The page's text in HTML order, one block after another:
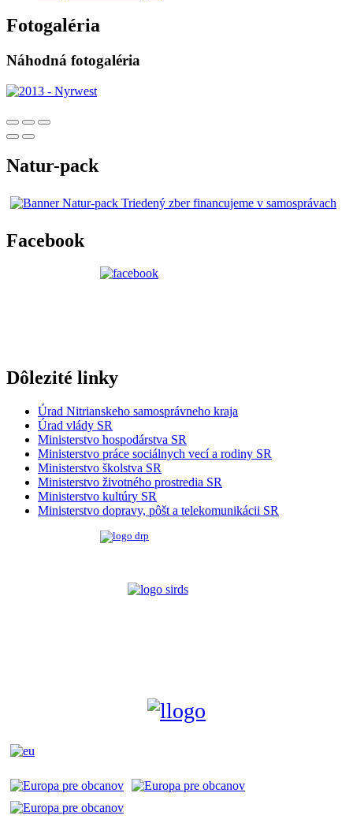
Fotogaléria
Náhodná fotogaléria
Natur-pack
Facebook
Dôlezité linky
Úrad Nitrianskeho samosprávneho kraja
Úrad vlády SR
Ministerstvo hospodárstva SR
Ministerstvo práce sociálnych vecí a rodiny SR
Ministerstvo školstva SR
Ministerstvo životného prostredia SR
Ministerstvo kultúry SR
Ministerstvo dopravy, pôšt a telekomunikácii SR